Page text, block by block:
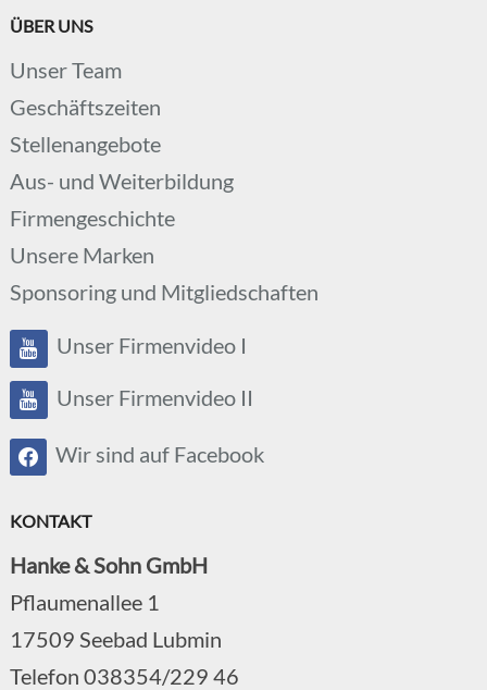
ÜBER UNS
Unser Team
Geschäftszeiten
Stellenangebote
Aus- und Weiterbildung
Firmengeschichte
Unsere Marken
Sponsoring und Mitgliedschaften
Unser Firmenvideo I
Unser Firmenvideo II
Wir sind auf Facebook
KONTAKT
Hanke & Sohn GmbH
Pflaumenallee 1
17509 Seebad Lubmin
Telefon 038354/229 46